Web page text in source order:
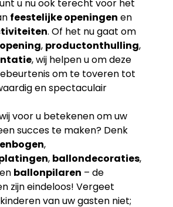
u nu ook terecht voor het
feestelijke openingen en
. Of het nu gaat om
, productonthulling,
, wij helpen u om deze
om te toveren tot
en spectaculair
voor u betekenen om uw
succes te maken? Denk
,
, ballondecoraties,
en ballonpilaren – de
zijn eindeloos! Vergeet
van uw gasten niet;